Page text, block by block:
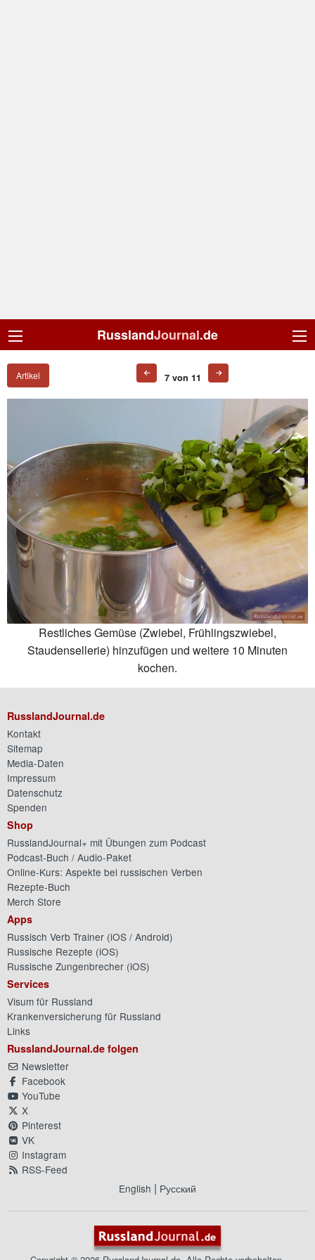
RusslandJournal.de
Artikel 7 von 11
Restliches Gemüse (Zwiebel, Frühlingszwiebel,
Staudensellerie) hinzufügen und weitere 10 Minuten
kochen.
RusslandJournal.de
Kontakt
Sitemap
Media-Daten
Impressum
Datenschutz
Spenden
Shop
RusslandJournal+ mit Übungen zum Podcast
Podcast-Buch / Audio-Paket
Online-Kurs: Aspekte bei russischen Verben
Rezepte-Buch
Merch Store
Apps
Russisch Verb Trainer (iOS / Android)
Russische Rezepte (iOS)
Russische Zungenbrecher (iOS)
Services
Visum für Russland
Krankenversicherung für Russland
Links
RusslandJournal.de folgen
Newsletter
Facebook
YouTube
X
Pinterest
VK
Instagram
RSS-Feed
English | Русский